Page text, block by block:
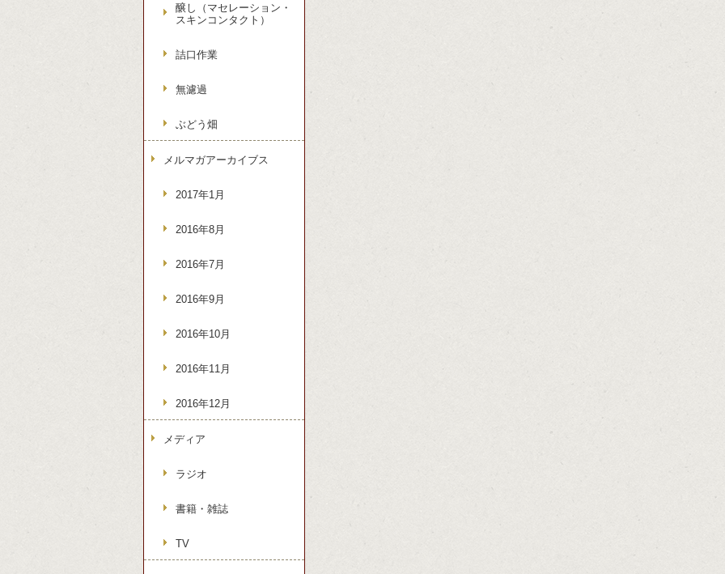
醸し（マセレーション・
スキンコンタクト）
詰口作業
無濾過
ぶどう畑
メルマガアーカイブス
2017年1月
2016年8月
2016年7月
2016年9月
2016年10月
2016年11月
2016年12月
メディア
ラジオ
書籍・雑誌
TV